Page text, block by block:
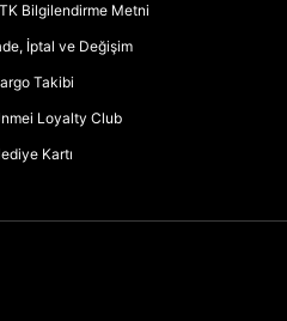
Bilgilendirme Metni
İptal ve Değişim
Takibi
Loyalty Club
Kartı